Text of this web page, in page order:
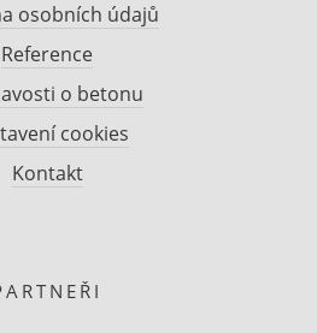
osobních údajů
Reference
o betonu
cookies
Kontakt